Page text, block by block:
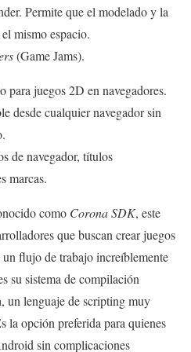
Permite que el modelado y la
mismo espacio.
(Game Jams).
para juegos 2D en navegadores.
desde cualquier navegador sin
de navegador, títulos
marcas.
como Corona SDK, este
que buscan crear juegos
flujo de trabajo increíblemente
su sistema de compilación
, un lenguaje de scripting muy
la opción preferida para quienes
sin complicaciones